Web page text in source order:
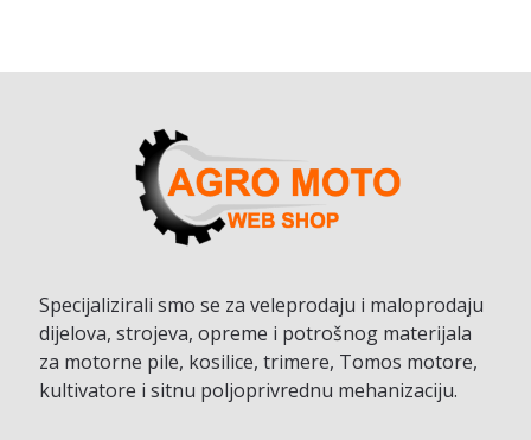
Specijalizirali smo se za veleprodaju i maloprodaju
dijelova, strojeva, opreme i potrošnog materijala
za motorne pile, kosilice, trimere, Tomos motore,
kultivatore i sitnu poljoprivrednu mehanizaciju.